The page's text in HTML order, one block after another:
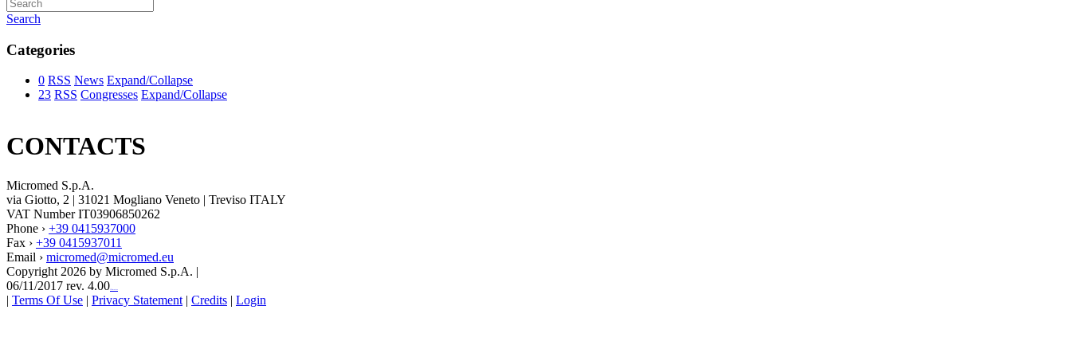
Search
Categories
0 RSS News Expand/Collapse
23 RSS Congresses Expand/Collapse
CONTACTS
Micromed S.p.A.
via Giotto, 2 | 31021 Mogliano Veneto | Treviso ITALY
VAT Number IT03906850262
Phone › +39 0415937000
Fax › +39 0415937011
Email › micromed@micromed.eu
Copyright 2026 by Micromed S.p.A. |
06/11/2017 rev. 4.00
| Terms Of Use | Privacy Statement | Credits | Login